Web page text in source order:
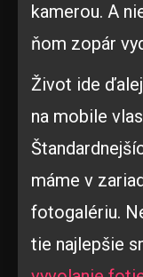
kamerou. A
ňom zopár
Život ide
na mobile
máme v
fotogalériu.
tie najlepšie